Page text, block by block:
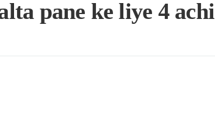
pane ke liye 4